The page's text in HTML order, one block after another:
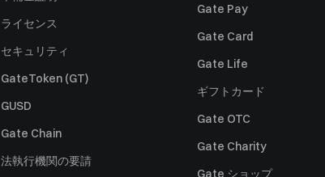
ライセンス
セキュリティ
GateToken (GT)
GUSD
Gate Chain
法執行機関の要請
Gate Pay
Gate Card
Gate Life
ギフトカード
Gate OTC
Gate Charity
Gate ショップ